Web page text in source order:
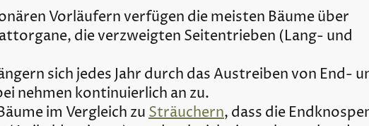
Vorläufern verfügen die meisten Bäume über
die verzweigten Seitentrieben (Lang- und
sich jedes Jahr durch das Austreiben von End-
nehmen kontinuierlich an zu.
im Vergleich zuSträuchern, dass die